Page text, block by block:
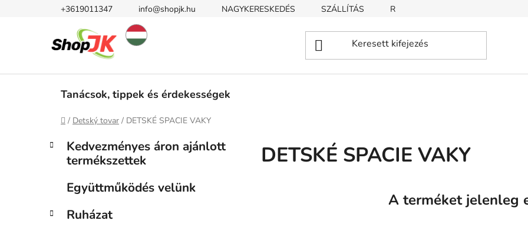
+3619011347 info@shopjk.hu NAGYKERESKEDÉS SZÁLLÍTÁS REKLAMÁCIÓ
Tanácsok, tippek és érdekességek
Kezdőlap
/ Detský tovar / DETSKÉ SPACIE VAKY
O
s
Kategóriák
átugrása
K
a
r
Kedvezményes áron ajánlott
termékszettek
Együttműködés velünk
Ruházat
DETSKÉ SPACIE VAKY
A terméket jelenleg